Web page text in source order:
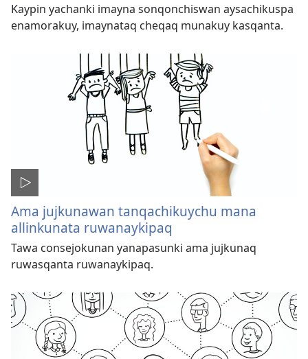
Kaypin yachanki imayna sonqonchiswan aysachikuspa
enamorakuy, imaynataq cheqaq munakuy kasqanta.
Ama jujkunawan tanqachikuychu mana
allinkunata ruwanaykipaq
Tawa consejokunan yanapasunki ama jujkunaq
ruwasqanta ruwanaykipaq.